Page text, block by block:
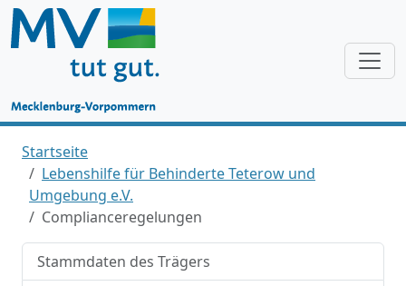
Startseite
Lebenshilfe für Behinderte Teterow und
Umgebung e.V.
Complianceregelungen
Stammdaten des Trägers